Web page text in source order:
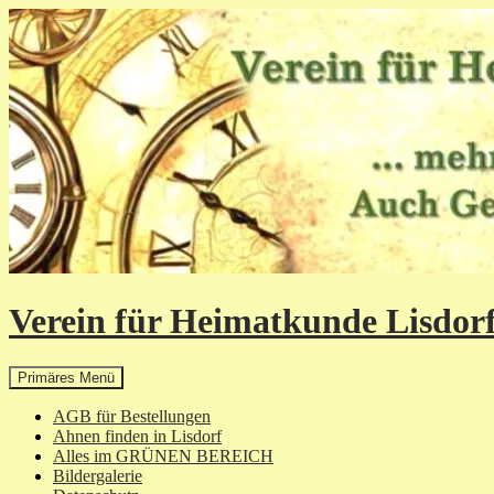
Zum
Inhalt
springen
Verein für Heimatkunde
Suchen
Primäres Menü
AGB für Bestellungen
Ahnen finden in Lisdorf
Alles im GRÜNEN BEREICH
Bildergalerie